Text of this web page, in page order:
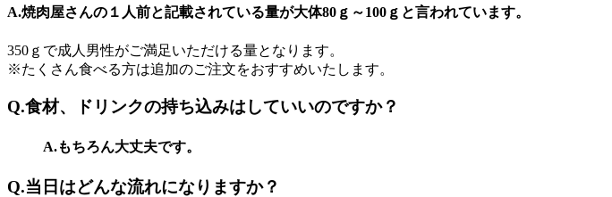
A.焼肉屋さんの１人前と記載されている量が大体80ｇ～100ｇと言われています。
350ｇで成人男性がご満足いただける量となります。
※たくさん食べる方は追加のご注文をおすすめいたします。
Q.食材、ドリンクの持ち込みはしていいのですか？
A.もちろん大丈夫です。
Q.当日はどんな流れになりますか？